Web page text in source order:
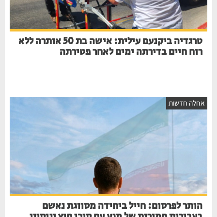
טרגדיה ביקנעם עילית: אישה בת 50 אותרה ללא
רוח חיים בדירתה ימים לאחר פטירתה
אחלה חדשות
הותר לפרסום: חייל ביחידה מסווגת נאשם